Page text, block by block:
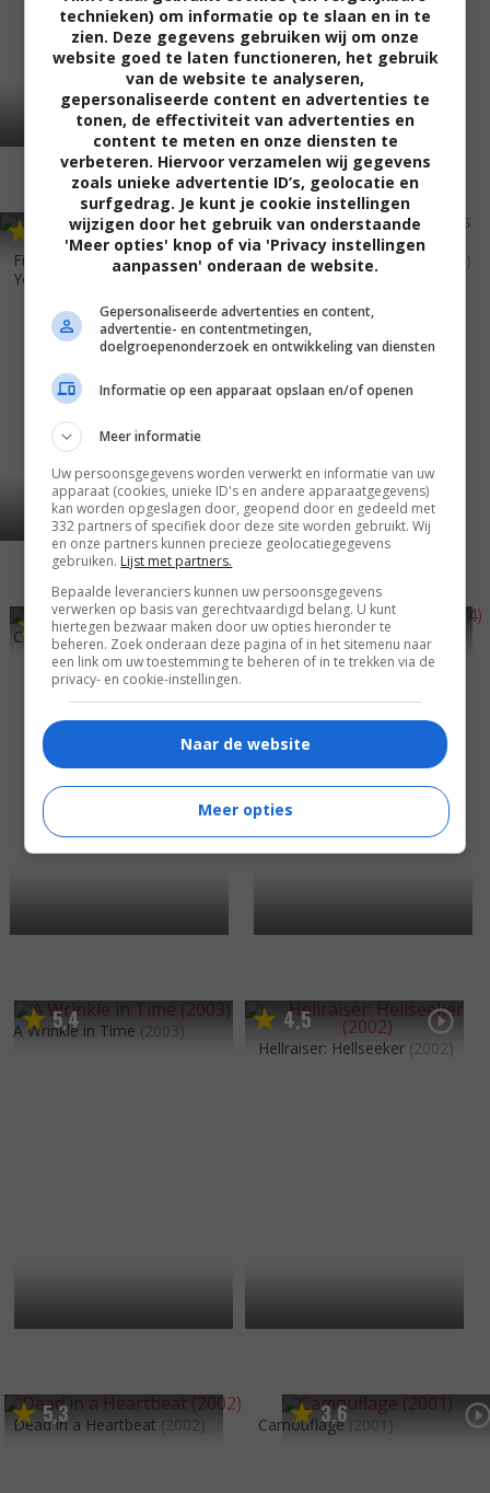
Firestorm: Last Stand at
Yellowstone
(2006)
5,0
The Accidental Witness (2006)
4,6
Chasing Christmas (2005) 4,8
Karroll's Christmas
5,4
A Wrinkle in Time (2003) 4,5
Hellraiser: Hellseeker (2002)
5,3
Dead in a Heartbeat (2002) 3,6
Camouflage (2001)
technieken) om informatie op te slaan en in te
zien. Deze gegevens gebruiken wij om onze
website goed te laten functioneren, het gebruik
van de website te analyseren,
gepersonaliseerde content en advertenties te
tonen, de effectiviteit van advertenties en
content te meten en onze diensten te
verbeteren. Hiervoor verzamelen wij gegevens
zoals unieke advertentie ID’s, geolocatie en
surfgedrag. Je kunt je cookie instellingen
wijzigen door het gebruik van onderstaande
'Meer opties' knop of via 'Privacy instellingen
aanpassen' onderaan de website.
Gepersonaliseerde advertenties en content,
advertentie- en contentmetingen,
doelgroepenonderzoek en ontwikkeling van diensten
Informatie op een apparaat opslaan en/of openen
Meer informatie
Uw persoonsgegevens worden verwerkt en informatie van uw
apparaat (cookies, unieke ID's en andere apparaatgegevens)
kan worden opgeslagen door, geopend door en gedeeld met
332 partners of specifiek door deze site worden gebruikt. Wij
en onze partners kunnen precieze geolocatiegegevens
gebruiken. Lijst met partners.
Bepaalde leveranciers kunnen uw persoonsgegevens
verwerken op basis van gerechtvaardigd belang. U kunt
hiertegen bezwaar maken door uw opties hieronder te
beheren. Zoek onderaan deze pagina of in het sitemenu naar
een link om uw toestemming te beheren of in te trekken via de
privacy- en cookie-instellingen.
Naar de website
Meer opties